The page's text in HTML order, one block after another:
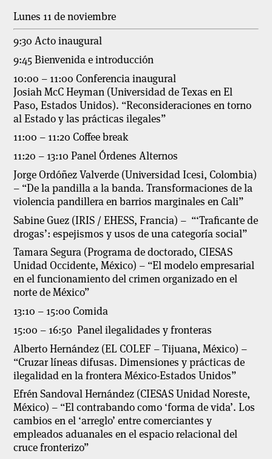
Lunes 11 de noviembre
9:30 Acto inaugural
9:45 Bienvenida e introducción
10:00 – 11:00 Conferencia inaugural
Josiah McC Heyman (Universidad de Texas en El
Paso, Estados Unidos). “Reconsideraciones en torno
al Estado y las prácticas ilegales”
11:00 – 11:20 Coffee break
11:20 – 13:10 Panel Órdenes Alternos
Jorge Ordóñez Valverde (Universidad Icesi, Colombia)
– “De la pandilla a la banda. Transformaciones de la
violencia pandillera en barrios marginales en Cali”
Sabine Guez (IRIS / EHESS, Francia) – “‘Traficante de
drogas’: espejismos y usos de una categoría social”
Tamara Segura (Programa de doctorado, CIESAS
Unidad Occidente, México) – “El modelo empresarial
en el funcionamiento del crimen organizado en el
norte de México”
13:10 – 15:00 Comida
15:00 – 16:50 Panel ilegalidades y fronteras
Alberto Hernández (EL COLEF – Tijuana, México) –
“Cruzar líneas difusas. Dimensiones y prácticas de
ilegalidad en la frontera México-Estados Unidos”
Efrén Sandoval Hernández (CIESAS Unidad Noreste,
México) – “El contrabando como ‘forma de vida’. Los
cambios en el ‘arreglo’ entre comerciantes y
empleados aduanales en el espacio relacional del
cruce fronterizo”